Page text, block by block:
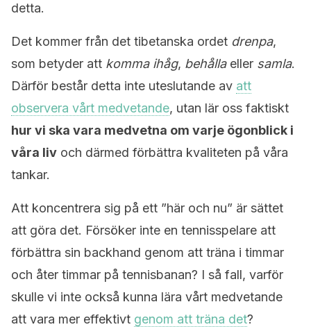
detta.
Det kommer från det tibetanska ordet drenpa,
som betyder att komma ihåg, behållaeller samla.
Därför består detta inte uteslutande av att
observera vårt medvetande, utan lär oss faktiskt
hur vi ska vara medvetna om varje ögonblick i
våra liv och därmed förbättra kvaliteten på våra
tankar.
Att koncentrera sig på ett ”här och nu” är sättet
att göra det. Försöker inte en tennisspelare att
förbättra sin backhand genom att träna i timmar
och åter timmar på tennisbanan? I så fall, varför
skulle vi inte också kunna lära vårt medvetande
att vara mer effektivt genom att träna det?